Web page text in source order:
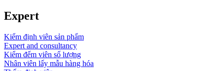
Expert
Kiểm định viên sản phẩm
Expert and consultancy
Kiểm đếm viên số lượng
Nhân viên lấy mẫu hàng hóa